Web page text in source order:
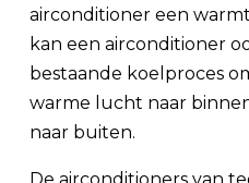
airconditioner een
kan een airconditioner
bestaande koelproces
warme lucht naar
naar buiten.